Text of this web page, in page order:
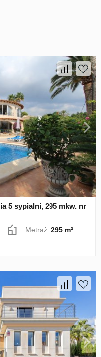
5 sypialni, 295 mkw. nr
Metraż:295 m²